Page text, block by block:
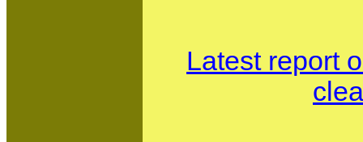
Latest report